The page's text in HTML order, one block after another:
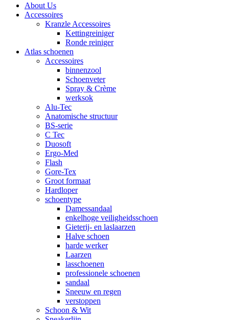
About Us
Accessoires
Kranzle Accessoires
Kettingreiniger
Ronde reiniger
Atlas schoenen
Accessoires
binnenzool
Schoenveter
Spray & Crème
werksok
Alu-Tec
Anatomische structuur
BS-serie
C Tec
Duosoft
Ergo-Med
Flash
Gore-Tex
Groot formaat
Hardloper
schoentype
Damessandaal
enkelhoge veiligheidsschoen
Gieterij- en laslaarzen
Halve schoen
harde werker
Laarzen
lasschoenen
professionele schoenen
sandaal
Sneeuw en regen
verstoppen
Schoon & Wit